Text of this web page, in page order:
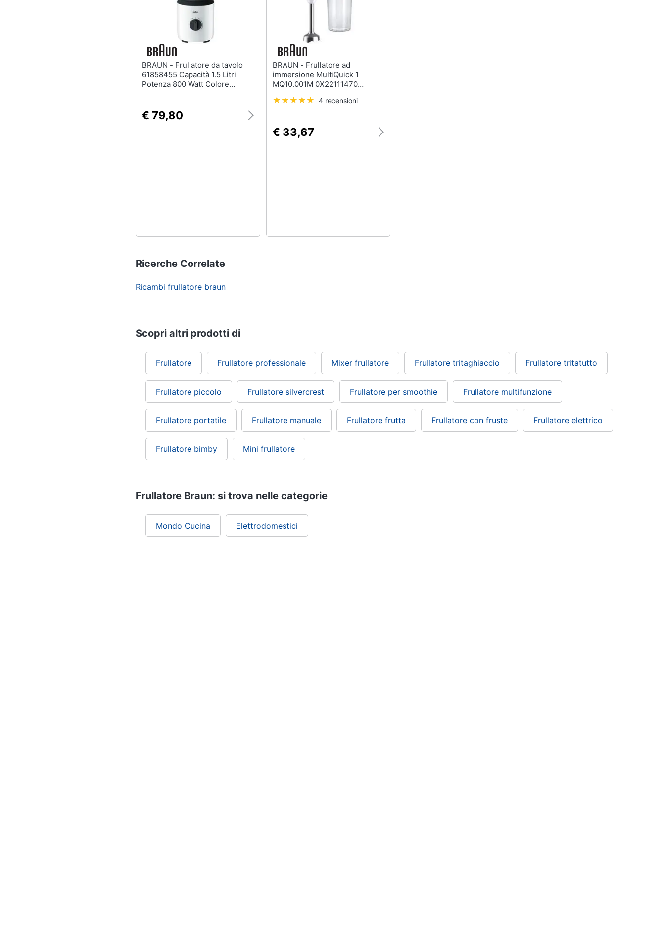
BRAUN - Frullatore da tavolo
61858455 Capacità 1.5 Litri
Potenza 800 Watt Colore
€ 79,80
BRAUN - Frullatore ad
immersione MultiQuick 1
MQ10.001M 0X22111470
Watt Colore Blu, Bianco
4 recensioni
€ 33,67
Ricerche Correlate
Ricambi frullatore braun
Scopri altri prodotti di
Frullatore Frullatore professionale Mixer frullatore Frullatore tritaghiaccio Frullatore tritatutto
Frullatore piccolo Frullatore silvercrest Frullatore per smoothie Frullatore multifunzione
Frullatore portatile Frullatore manuale Frullatore frutta Frullatore con fruste Frullatore elettrico
Frullatore bimby Mini frullatore
Frullatore Braun: si trova nelle categorie
Mondo Cucina Elettrodomestici